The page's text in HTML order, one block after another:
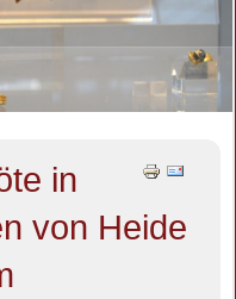
in
von Heide